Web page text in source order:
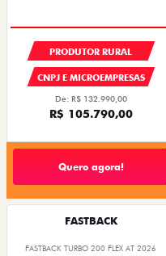
PRODUTOR RURAL
CNPJ E MICROEMPRESAS
De: R$ 132.990,00
R$ 105.790,00
Quero agora!
FASTBACK
FASTBACK TURBO 200 FLEX AT 2026